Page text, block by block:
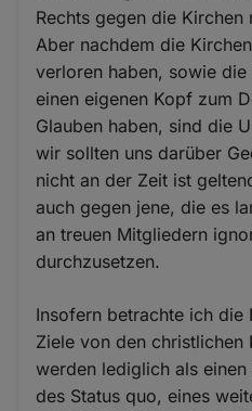
Rechts gegen die Kirchen
Aber nachdem die
verloren haben, sowie die
einen eigenen Kopf zum
Glauben haben, sind die
wir sollten uns darüber
nicht an der Zeit ist
auch gegen jene, die es
an treuen Mitgliedern
durchzusetzen.
Insofern betrachte ich die
Ziele von den christlichen
werden lediglich als
des Status quo, eines